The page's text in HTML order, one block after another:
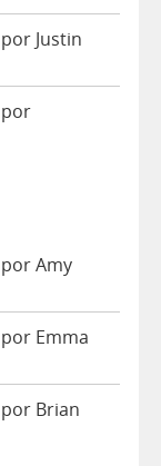
Justin
Amy
Emma
Brian